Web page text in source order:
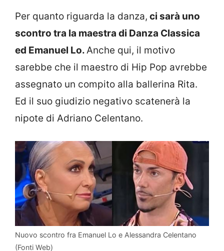
Per quanto riguarda la danza, ci sarà uno
scontro tra la maestra di Danza Classica
ed Emanuel Lo. Anche qui, il motivo
sarebbe che il maestro di Hip Pop avrebbe
assegnato un compito alla ballerina Rita.
Ed il suo giudizio negativo scatenerà la
nipote di Adriano Celentano.
Nuovo scontro fra Emanuel Lo e Alessandra Celentano
(Fonti Web)